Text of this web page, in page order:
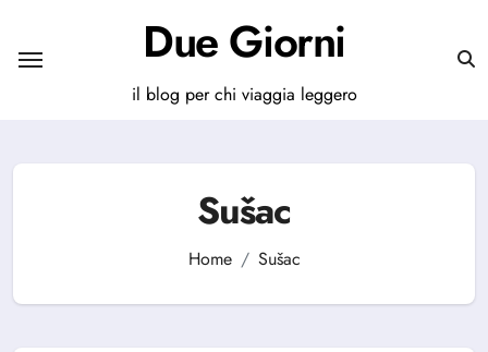
contenuto
Due Giorni
il blog per chi viaggia leggero
Sušac
Home Sušac